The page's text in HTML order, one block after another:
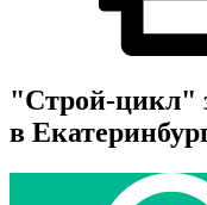
"Строй-цикл"
в